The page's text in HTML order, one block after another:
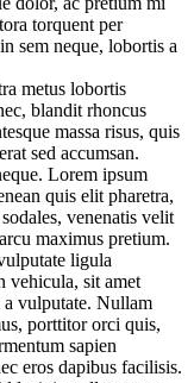
torquent per
sem neque, lobortis a
metus lobortis
blandit rhoncus
massa risus, quis
sed accumsan.
Lorem ipsum
quis elit pharetra,
venenatis velit
maximus pretium.
ligula
vehicula, sit amet
vulputate. Nullam
porttitor orci quis,
sapien
eros dapibus facilisis.